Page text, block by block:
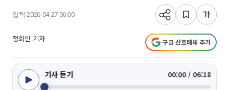
입력 2026-04-27 06:00
정회인 기자 구글 선호매체 추가
기사 듣기 00:00 / 06:18